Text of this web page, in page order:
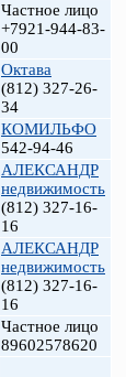
Частное лицо
+7921-944-83-
00
Октава
(812) 327-26-
34
КОМИЛЬФО
542-94-46
АЛЕКСАНДР
недвижимость
(812) 327-16-
16
АЛЕКСАНДР
недвижимость
(812) 327-16-
16
Частное лицо
89602578620